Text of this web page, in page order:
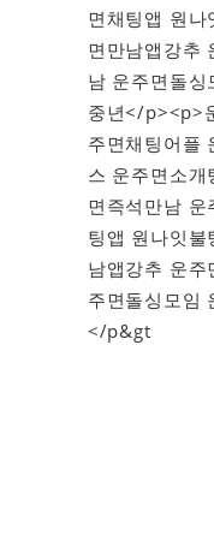
면채팅앱 원
면만남앱강추
남 운주면돌싱
중년</p><p>
주면채팅어플
스 운주면소
면즉석만남
팅앱 원나잇
남앱강추 운
주면돌싱모임
</p&gt